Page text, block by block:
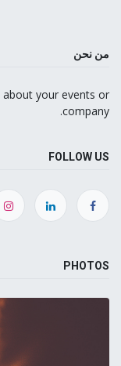
من نحن
your events or
company.
FOLLOW US
PHOTOS